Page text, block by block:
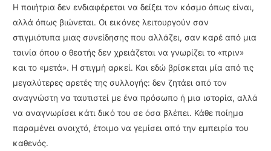
Η ποιήτρια δεν ενδιαφέρεται να δείξει τον κόσμο όπως είναι,
αλλά όπως βιώνεται. Οι εικόνες λειτουργούν σαν
στιγμιότυπα μιας συνείδησης που αλλάζει, σαν καρέ από μια
ταινία όπου ο θεατής δεν χρειάζεται να γνωρίζει το «πριν»
και το «μετά». Η στιγμή αρκεί. Και εδώ βρίσκεται μία από τις
μεγαλύτερες αρετές της συλλογής: δεν ζητάει από τον
αναγνώστη να ταυτιστεί με ένα πρόσωπο ή μια ιστορία, αλλά
να αναγνωρίσει κάτι δικό του σε όσα βλέπει. Κάθε ποίημα
παραμένει ανοιχτό, έτοιμο να γεμίσει από την εμπειρία του
καθενός.